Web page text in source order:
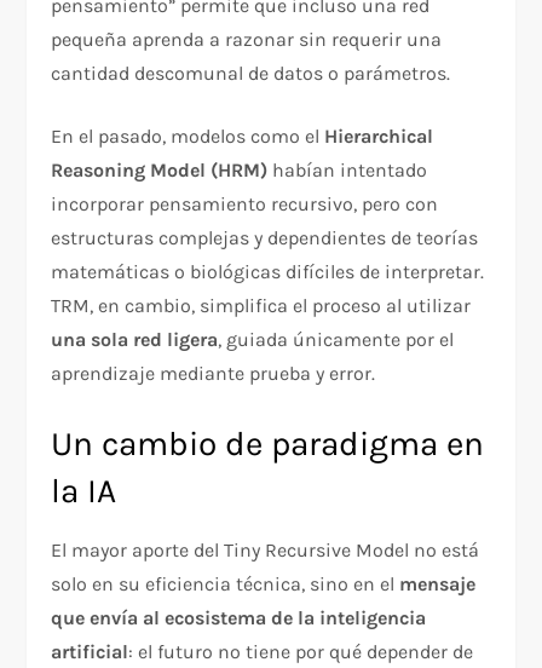
pensamiento” permite que incluso una red
pequeña aprenda a razonar sin requerir una
cantidad descomunal de datos o parámetros.
En el pasado, modelos como el Hierarchical
Reasoning Model (HRM) habían intentado
incorporar pensamiento recursivo, pero con
estructuras complejas y dependientes de teorías
matemáticas o biológicas difíciles de interpretar.
TRM, en cambio, simplifica el proceso al utilizar
una sola red ligera, guiada únicamente por el
aprendizaje mediante prueba y error.
Un cambio de paradigma en
la IA
El mayor aporte del Tiny Recursive Model no está
solo en su eficiencia técnica, sino en el mensaje
que envía al ecosistema de la inteligencia
artificial: el futuro no tiene por qué depender de